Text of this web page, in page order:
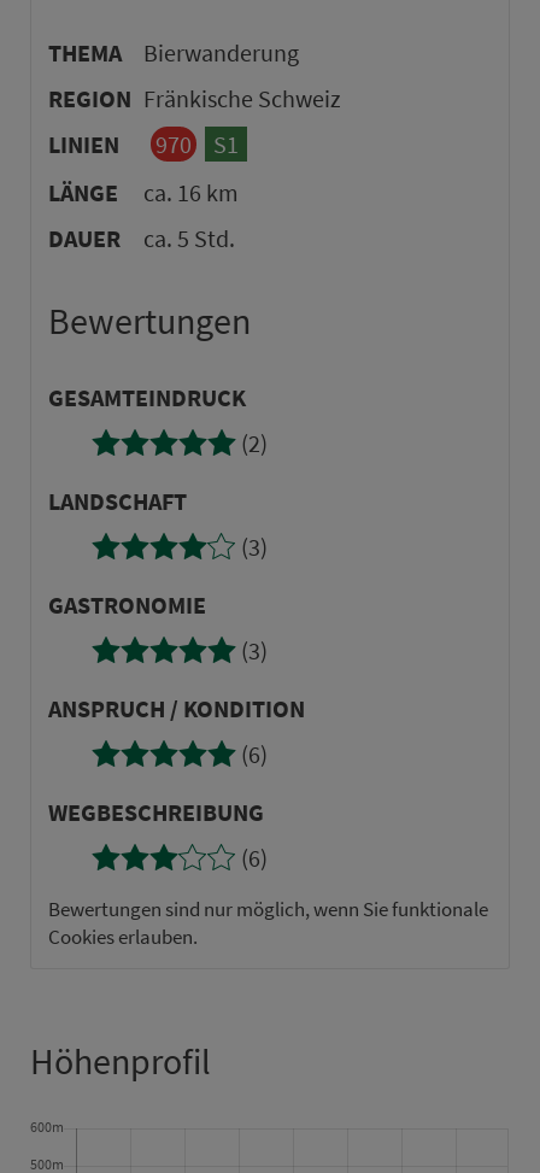
THEMA
Bierwanderung
REGION Fränkische Schweiz
LINIEN
970
S1
LÄNGE
ca. 16 km
DAUER
ca. 5 Std.
Bewertungen
GE­SAMTEINDRUCK
(2)
LANDSCHAFT
(3)
GASTRONOMIE
(3)
AN­SPRUCH / KONDITION
(6)
WEG­BE­SCHREI­BUNG
(6)
Bewertungen sind nur möglich, wenn Sie funktionale
Cookies erlauben.
Höhenprofil